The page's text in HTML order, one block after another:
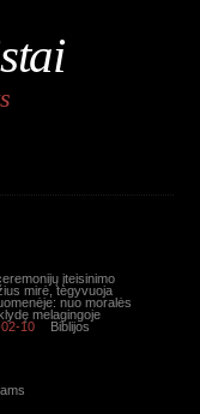
įteisinimo
mirė, tegyvuoja
nuo moralės
melagingoje
10
Biblijos